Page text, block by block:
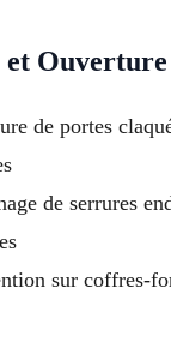
et
de portes
de serrures
sur coffres-